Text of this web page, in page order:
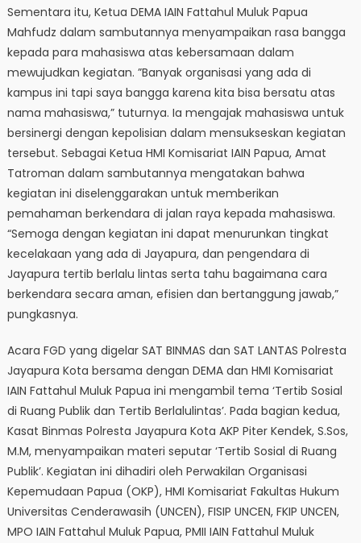
Sementara itu, Ketua DEMA IAIN Fattahul Muluk Papua
Mahfudz dalam sambutannya menyampaikan rasa bangga
kepada para mahasiswa atas kebersamaan dalam
mewujudkan kegiatan. ”Banyak organisasi yang ada di
kampus ini tapi saya bangga karena kita bisa bersatu atas
nama mahasiswa,” tuturnya. Ia mengajak mahasiswa untuk
bersinergi dengan kepolisian dalam mensukseskan kegiatan
tersebut. Sebagai Ketua HMI Komisariat IAIN Papua, Amat
Tatroman dalam sambutannya mengatakan bahwa
kegiatan ini diselenggarakan untuk memberikan
pemahaman berkendara di jalan raya kepada mahasiswa.
“Semoga dengan kegiatan ini dapat menurunkan tingkat
kecelakaan yang ada di Jayapura, dan pengendara di
Jayapura tertib berlalu lintas serta tahu bagaimana cara
berkendara secara aman, efisien dan bertanggung jawab,”
pungkasnya.
Acara FGD yang digelar SAT BINMAS dan SAT LANTAS Polresta
Jayapura Kota bersama dengan DEMA dan HMI Komisariat
IAIN Fattahul Muluk Papua ini mengambil tema ‘Tertib Sosial
di Ruang Publik dan Tertib Berlalulintas’. Pada bagian kedua,
Kasat Binmas Polresta Jayapura Kota AKP Piter Kendek, S.Sos,
M.M, menyampaikan materi seputar ‘Tertib Sosial di Ruang
Publik’. Kegiatan ini dihadiri oleh Perwakilan Organisasi
Kepemudaan Papua (OKP), HMI Komisariat Fakultas Hukum
Universitas Cenderawasih (UNCEN), FISIP UNCEN, FKIP UNCEN,
MPO IAIN Fattahul Muluk Papua, PMII IAIN Fattahul Muluk